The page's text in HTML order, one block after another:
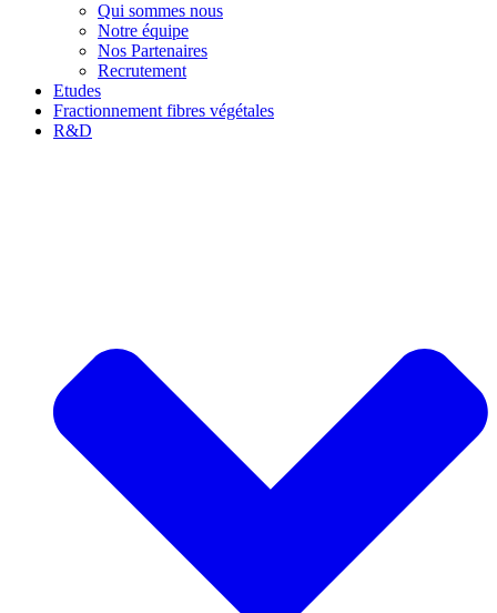
Qui sommes nous
Notre équipe
Nos Partenaires
Recrutement
Etudes
Fractionnement fibres végétales
R&D